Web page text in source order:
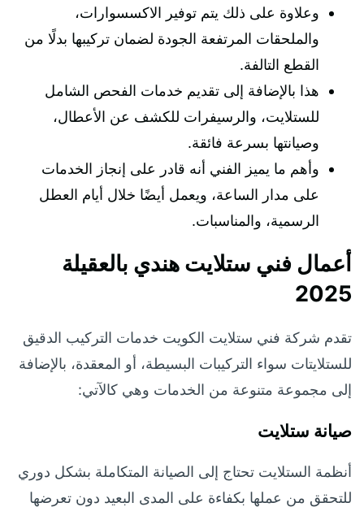
وعلاوة على ذلك يتم توفير الاكسسوارات،
والملحقات المرتفعة الجودة لضمان تركيبها بدلًا من
القطع التالفة.
هذا بالإضافة إلى تقديم خدمات الفحص الشامل
للستلايت، والرسيفرات للكشف عن الأعطال،
وصيانتها بسرعة فائقة.
وأهم ما يميز الفني أنه قادر على إنجاز الخدمات
على مدار الساعة، ويعمل أيضًا خلال أيام العطل
الرسمية، والمناسبات.
أعمال فني ستلايت هندي بالعقيلة
2025
تقدم شركة فني ستلايت الكويت خدمات التركيب الدقيق
للستلايتات سواء التركيبات البسيطة، أو المعقدة، بالإضافة
إلى مجموعة متنوعة من الخدمات وهي كالآتي:
صيانة ستلايت
أنظمة الستلايت تحتاج إلى الصيانة المتكاملة بشكل دوري
للتحقق من عملها بكفاءة على المدى البعيد دون تعرضها